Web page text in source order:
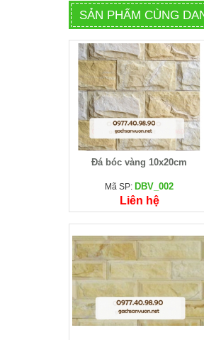
Đá bóc vàng 10x20cm
Mã SP: DBV_002
Liên hệ